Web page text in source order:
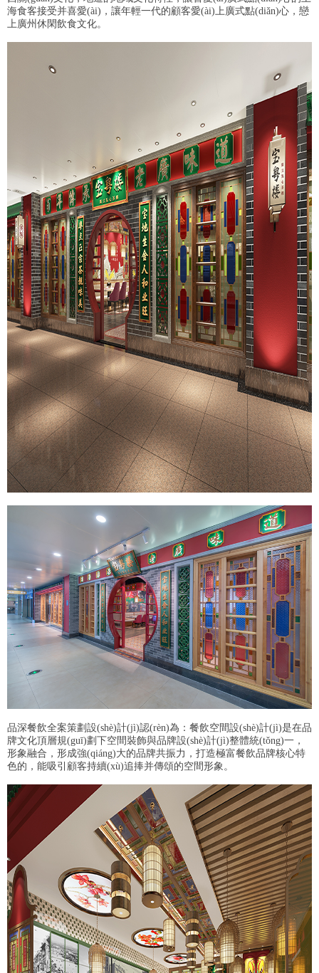
海食客接受并喜愛(ài)，讓年輕一代的顧客愛(ài)上廣式點(diǎn)心，戀
上廣州休閑飲食文化。
品深餐飲全案策劃設(shè)計(jì)認(rèn)為：餐飲空間設(shè)計(jì)是在品
牌文化頂層規(guī)劃下空間裝飾與品牌設(shè)計(jì)整體統(tǒng)一，
形象融合，形成強(qiáng)大的品牌共振力，打造極富餐飲品牌核心特
色的，能吸引顧客持續(xù)追捧并傳頌的空間形象。